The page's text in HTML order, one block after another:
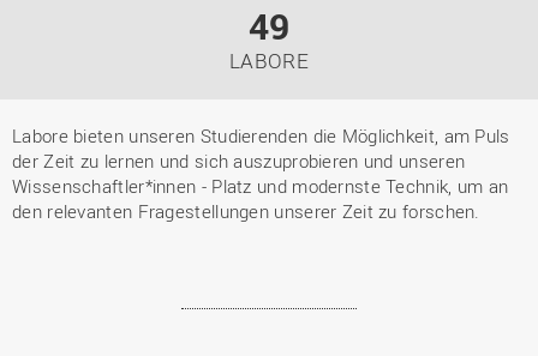
49
LABORE
Labore bieten unseren Studierenden die Möglichkeit, am Puls
der Zeit zu lernen und sich auszuprobieren und unseren
Wissenschaftler*innen - Platz und modernste Technik, um an
den relevanten Fragestellungen unserer Zeit zu forschen.